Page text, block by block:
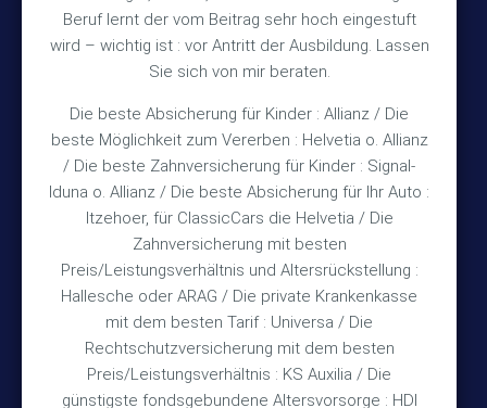
Beruf lernt der vom Beitrag sehr hoch eingestuft
wird – wichtig ist : vor Antritt der Ausbildung. Lassen
Sie sich von mir beraten.
Die beste Absicherung für Kinder : Allianz / Die
beste Möglichkeit zum Vererben : Helvetia o. Allianz
/ Die beste Zahnversicherung für Kinder : Signal-
Iduna o. Allianz / Die beste Absicherung für Ihr Auto :
Itzehoer, für ClassicCars die Helvetia / Die
Zahnversicherung mit besten
Preis/Leistungsverhältnis und Altersrückstellung :
Hallesche oder ARAG / Die private Krankenkasse
mit dem besten Tarif : Universa / Die
Rechtschutzversicherung mit dem besten
Preis/Leistungsverhältnis : KS Auxilia / Die
günstigste fondsgebundene Altersvorsorge : HDI
vmh1a@web.de
Bürozeiten
Mo – Fr 10:15 – 12:00 Uhr
Mo & Do 15:30 – 18:00 Uhr
und nach Vereinbarung
Rechtliches
Impressum
Datenschutz